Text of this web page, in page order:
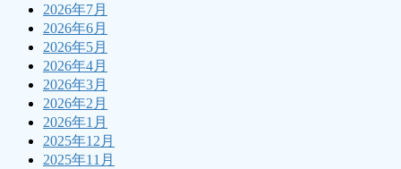
2026年7月
2026年6月
2026年5月
2026年4月
2026年3月
2026年2月
2026年1月
2025年12月
2025年11月